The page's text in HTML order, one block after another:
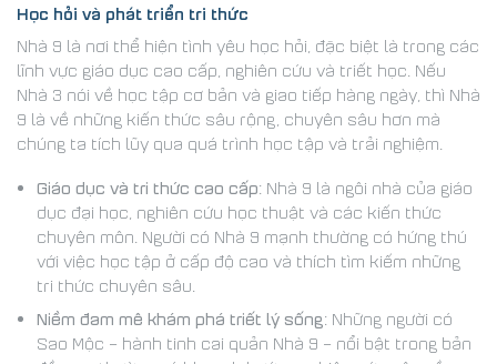
Học hỏi và phát triển tri thức
Nhà 9 là nơi thể hiện tình yêu học hỏi, đặc biệt là trong các
lĩnh vực giáo dục cao cấp, nghiên cứu và triết học. Nếu
Nhà 3 nói về học tập cơ bản và giao tiếp hàng ngày, thì Nhà
9 là về những kiến thức sâu rộng, chuyên sâu hơn mà
chúng ta tích lũy qua quá trình học tập và trải nghiệm.
Giáo dục và tri thức cao cấp: Nhà 9 là ngôi nhà của giáo
dục đại học, nghiên cứu học thuật và các kiến thức
chuyên môn. Người có Nhà 9 mạnh thường có hứng thú
với việc học tập ở cấp độ cao và thích tìm kiếm những
tri thức chuyên sâu.
Niềm đam mê khám phá triết lý sống: Những người có
Sao Mộc – hành tinh cai quản Nhà 9 – nổi bật trong bản